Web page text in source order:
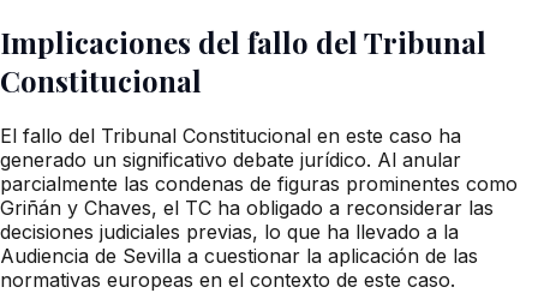
Implicaciones del fallo del Tribunal
Constitucional
El fallo del Tribunal Constitucional en este caso ha
generado un significativo debate jurídico. Al anular
parcialmente las condenas de figuras prominentes como
Griñán y Chaves, el TC ha obligado a reconsiderar las
decisiones judiciales previas, lo que ha llevado a la
Audiencia de Sevilla a cuestionar la aplicación de las
normativas europeas en el contexto de este caso.